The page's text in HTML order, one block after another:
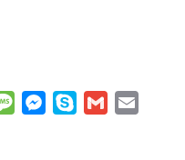
MessageMessenger
Skype Gmail